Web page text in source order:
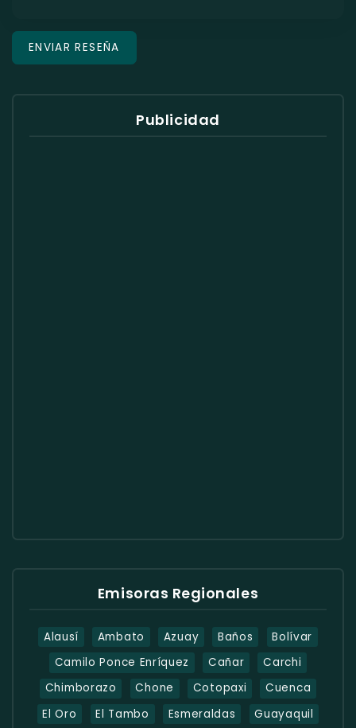
Publicidad
Emisoras Regionales
Alausí Ambato Azuay Baños
Bolívar
Camilo Ponce Enríquez
Cañar
Carchi
Chimborazo
Chone Cotopaxi
Cuenca
El Oro
El Tambo Esmeraldas Guayaquil